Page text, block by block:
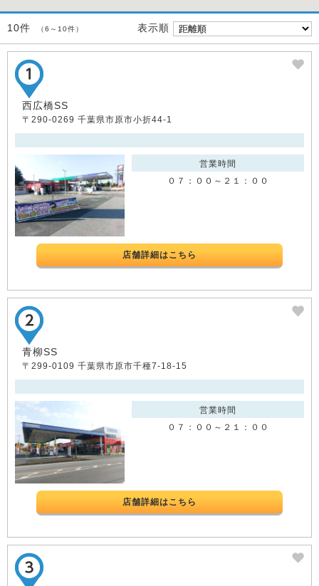
10件 （6～10件） 表示順
西広橋SS
〒290-0269 千葉県市原市小折44-1
営業時間
０７：００～２１：００
店舗詳細はこちら
青柳SS
〒299-0109 千葉県市原市千種7-18-15
営業時間
０７：００～２１：００
店舗詳細はこちら